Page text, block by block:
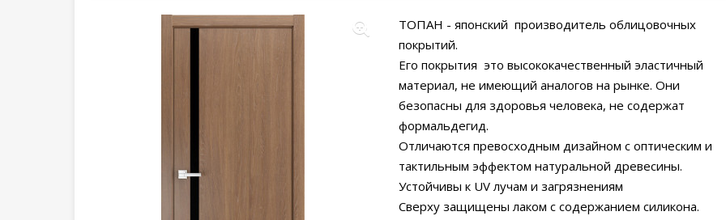
ТОПАН - японский производитель облицовочных
покрытий.
Его покрытия это высококачественный эластичный
материал, не имеющий аналогов на рынке. Они
безопасны для здоровья человека, не содержат
формальдегид.
Отличаются превосходным дизайном с оптическим и
тактильным эффектом натуральной древесины.
Устойчивы к UV лучам и загрязнениям
Сверху защищены лаком с содержанием силикона.